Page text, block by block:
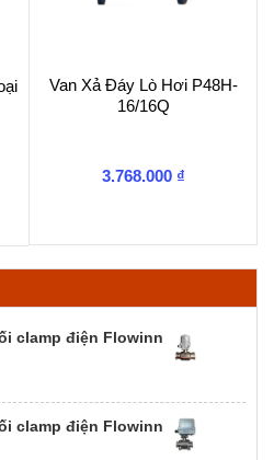
Van Xả Đáy Lò Hơi P48H-
16/16Q
3.768.000 ₫
clamp điện Flowinn
clamp điện Flowinn